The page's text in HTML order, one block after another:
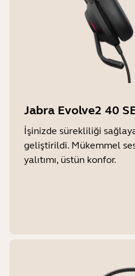
Jabra Evolve2 40
İşinizde sürekliliği
geliştirildi. Mükemmel
yalıtımı, üstün konfor.